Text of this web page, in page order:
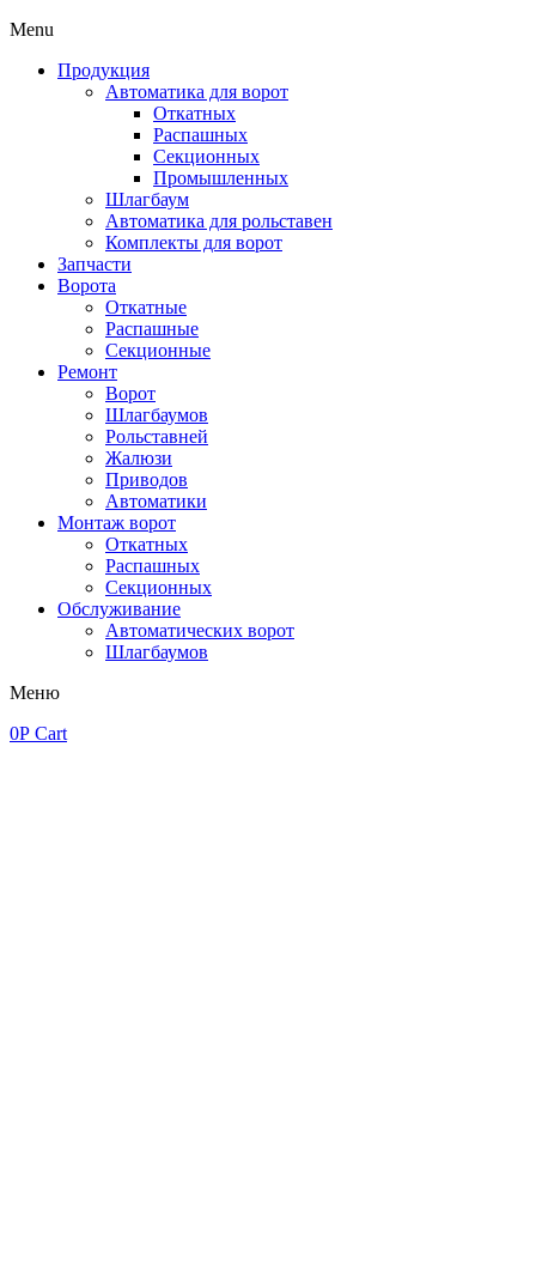
Menu
Продукция
Автоматика для ворот
Откатных
Распашных
Секционных
Промышленных
Шлагбаум
Автоматика для рольставен
Комплекты для ворот
Запчасти
Ворота
Откатные
Распашные
Секционные
Ремонт
Ворот
Шлагбаумов
Рольставней
Жалюзи
Приводов
Автоматики
Монтаж ворот
Откатных
Распашных
Секционных
Обслуживание
Автоматических ворот
Шлагбаумов
Меню
0Р Cart